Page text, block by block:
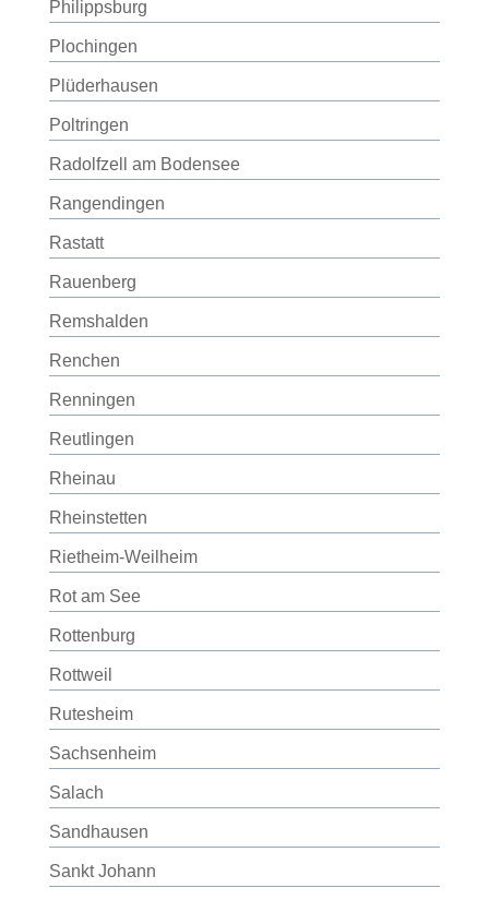
Philippsburg
Plochingen
Plüderhausen
Poltringen
Radolfzell am Bodensee
Rangendingen
Rastatt
Rauenberg
Remshalden
Renchen
Renningen
Reutlingen
Rheinau
Rheinstetten
Rietheim-Weilheim
Rot am See
Rottenburg
Rottweil
Rutesheim
Sachsenheim
Salach
Sandhausen
Sankt Johann